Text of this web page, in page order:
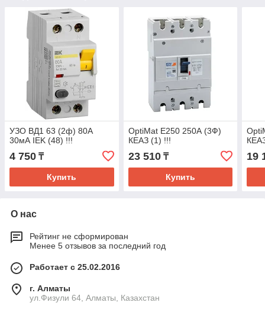
УЗО ВД1 63 (2ф) 80А
30мА IEK (48) !!!
4 750 ₸
Купить
OptiMat E250 250А (3Ф)
КЕАЗ (1) !!!
23 510₸
Купить
19
О нас
Рейтинг не сформирован
Менее 5 отзывов за последний год
Работает с 25.02.2016
г. Алматы
ул.Физули 64, Алматы, Казахстан